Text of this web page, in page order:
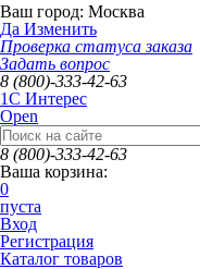
Ваш город: Москва
Да Изменить
Проверка статуса заказа
Задать вопрос
8 (800)-333-42-63
1C Интерес
Open
8 (800)-333-42-63
Ваша корзина:
0
пуста
Вход
Регистрация
Каталог товаров